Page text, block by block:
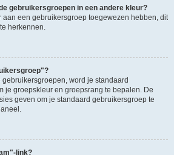
gebruikersgroepen in een andere kleur?
aan een gebruikersgroep toegewezen hebben, dit
herkennen.
word je standaard
je groepskleur en groepsrang te bepalen. De
geven om je standaard gebruikersgroep te
link?